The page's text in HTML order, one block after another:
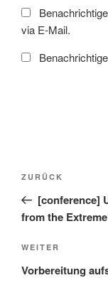
via E-Mail.
Vorheriger
Beitrag
ZURÜCK
[conference]
from the
Nächster
Beitrag
WEITER
Vorbereitung